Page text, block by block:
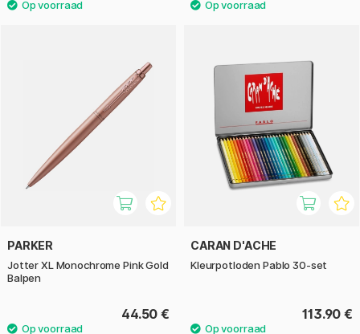
PARKER
Jotter XL Monochrome Pink Gold
Balpen
44.50 €
CARAN D'ACHE
Kleurpotloden Pablo 30-set
113.90 €